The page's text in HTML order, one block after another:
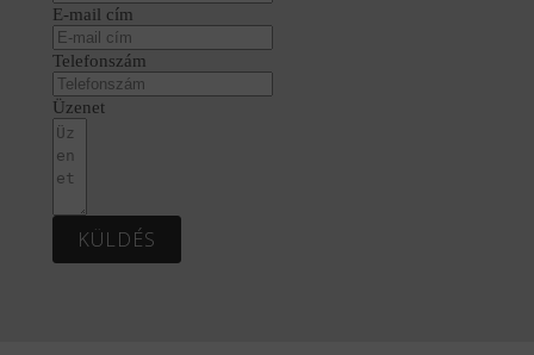
E-mail cím
Telefonszám
Üzenet
KÜLDÉS